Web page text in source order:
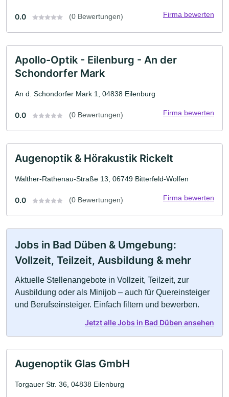
0.0 (0 Bewertungen) Firma bewerten
Apollo-Optik - Eilenburg - An der
Schondorfer Mark
An d. Schondorfer Mark 1, 04838 Eilenburg
0.0 (0 Bewertungen) Firma bewerten
Augenoptik & Hörakustik Rickelt
Walther-Rathenau-Straße 13, 06749 Bitterfeld-Wolfen
0.0 (0 Bewertungen) Firma bewerten
Jobs in Bad Düben & Umgebung:
Vollzeit, Teilzeit, Ausbildung & mehr
Aktuelle Stellenangebote in Vollzeit, Teilzeit, zur
Ausbildung oder als Minijob – auch für Quereinsteiger
und Berufseinsteiger. Einfach filtern und bewerben.
Jetzt alle Jobs in Bad Düben ansehen
Augenoptik Glas GmbH
Torgauer Str. 36, 04838 Eilenburg